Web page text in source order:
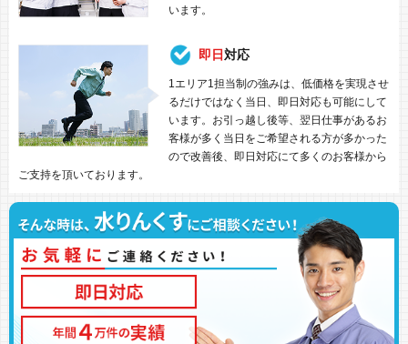
います。
即日対応
1エリア1担当制の強みは、低価格を実現させ
るだけではなく当日、即日対応も可能にして
います。お引っ越し後等、翌日仕事があるお
客様が多く当日をご希望される方が多かった
ので改善後、即日対応にて多くのお客様から
ご支持を頂いております。